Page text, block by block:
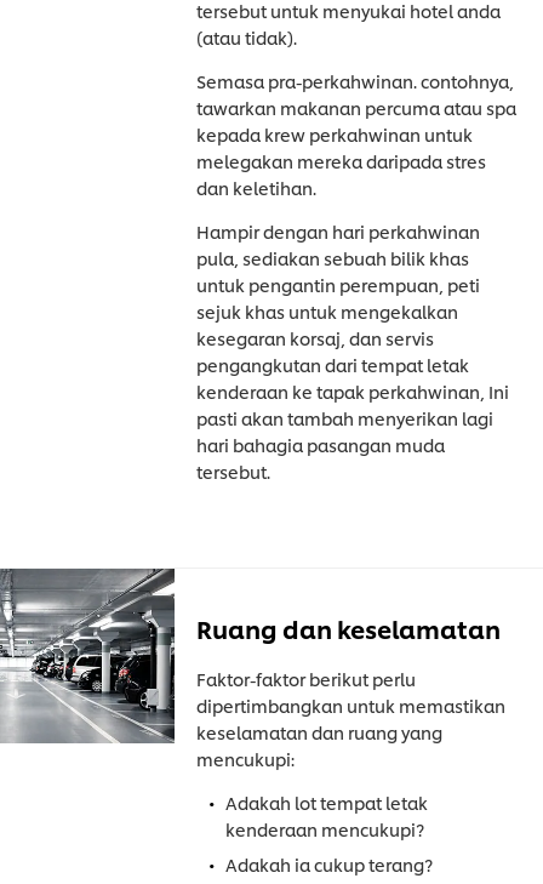
tersebut untuk menyukai hotel anda
(atau tidak).
Semasa pra-perkahwinan. contohnya,
tawarkan makanan percuma atau spa
kepada krew perkahwinan untuk
melegakan mereka daripada stres
dan keletihan.
Hampir dengan hari perkahwinan
pula, sediakan sebuah bilik khas
untuk pengantin perempuan, peti
sejuk khas untuk mengekalkan
kesegaran korsaj, dan servis
pengangkutan dari tempat letak
kenderaan ke tapak perkahwinan, Ini
pasti akan tambah menyerikan lagi
hari bahagia pasangan muda
tersebut.
Ruang dan keselamatan
Faktor-faktor berikut perlu
dipertimbangkan untuk memastikan
keselamatan dan ruang yang
mencukupi:
Adakah lot tempat letak
kenderaan mencukupi?
Adakah ia cukup terang?